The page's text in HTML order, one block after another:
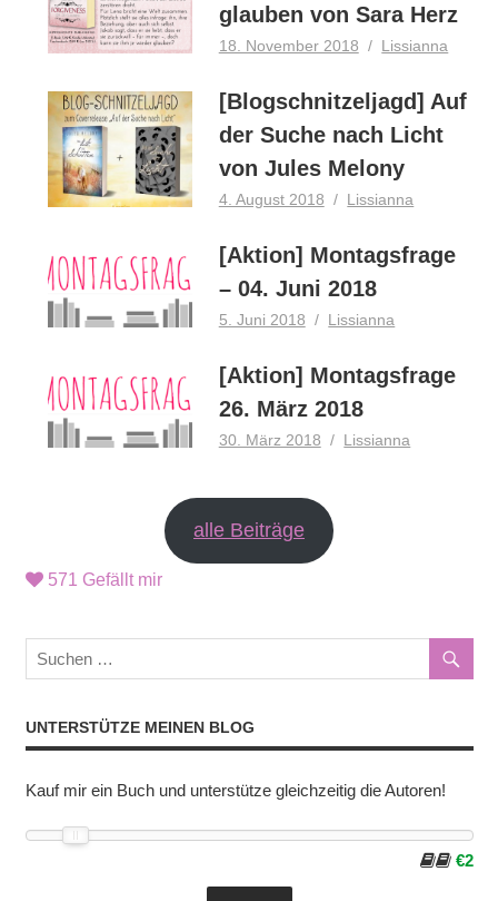
glauben von Sara Herz
18. November 2018 Lissianna
[Blogschnitzeljagd] Auf
der Suche nach Licht
von Jules Melony
4. August 2018 Lissianna
[Aktion] Montagsfrage
– 04. Juni 2018
5. Juni 2018 Lissianna
[Aktion] Montagsfrage
26. März 2018
30. März 2018 Lissianna
alle Beiträge
571 Gefällt mir
UNTERSTÜTZE MEINEN BLOG
Kauf mir ein Buch und unterstütze gleichzeitig die Autoren!
€2